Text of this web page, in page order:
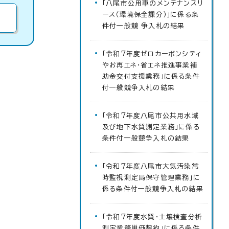
「八尾市公用車のメンテナンスリ
ース（環境保全課分）」に係る条
件付一般競 争入札の結果
「令和7年度ゼロカーボンシティ
やお再エネ・省エネ推進事業補
助金交付支援業務」に係る条件
付一般競争入札の結果
「令和7年度八尾市公共用水域
及び地下水質測定業務」に係る
条件付一般競争入札の結果
「令和7年度八尾市大気汚染常
時監視測定局保守管理業務」に
係る条件付一般競争入札の結果
「令和7年度水質・土壌検査分析